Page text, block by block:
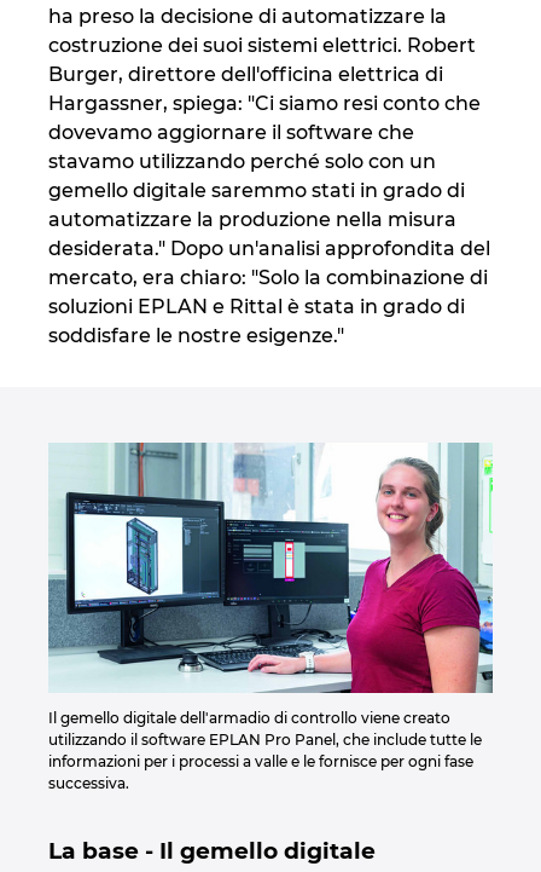
ha preso la decisione di automatizzare la
costruzione dei suoi sistemi elettrici. Robert
Burger, direttore dell'officina elettrica di
Hargassner, spiega: "Ci siamo resi conto che
dovevamo aggiornare il software che
stavamo utilizzando perché solo con un
gemello digitale saremmo stati in grado di
automatizzare la produzione nella misura
desiderata." Dopo un'analisi approfondita del
mercato, era chiaro: "Solo la combinazione di
soluzioni EPLAN e Rittal è stata in grado di
soddisfare le nostre esigenze."
Il gemello digitale dell'armadio di controllo viene creato
utilizzando il software EPLAN Pro Panel, che include tutte le
informazioni per i processi a valle e le fornisce per ogni fase
successiva.
La base - Il gemello digitale
Poland
Portugal
Romania
Serbia
Singapore
Slovakia
South Africa
South Korea
Spain
Sweden
Thailand